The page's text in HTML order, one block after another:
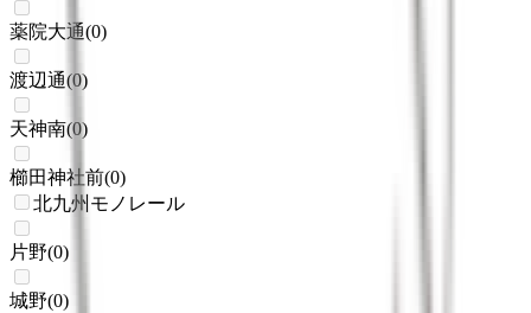
薬院大通(0)
渡辺通(0)
天神南(0)
櫛田神社前(0)
北九州モノレール
片野(0)
城野(0)